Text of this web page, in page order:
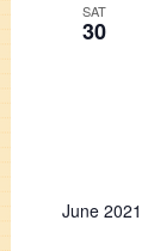
SAT
30
June 2021